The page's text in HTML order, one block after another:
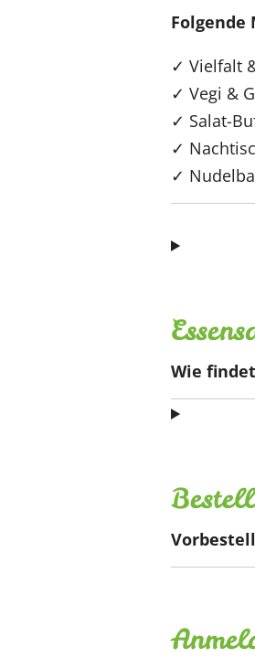
Folgende
✓ Vielfalt
✓ Vegi &
✓ Salat-
✓
✓
Wie